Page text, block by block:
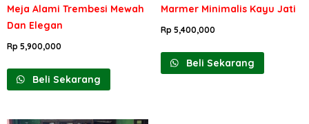
Meja Alami Trembesi Mewah
Dan Elegan
Rp 5,900,000
Beli Sekarang
Marmer Minimalis Kayu Jati
Rp5,400,000
Beli Sekarang